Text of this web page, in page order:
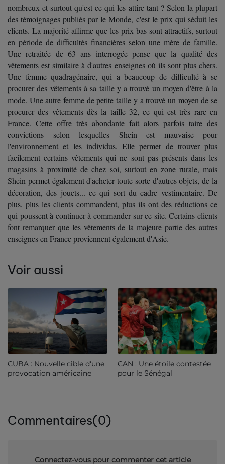
nombreux et surtout qu'est-ce qui les attire tant ? Selon la plupart
des témoignages publiés par le Monde, c'est le prix qui séduit les
clients. La majorité affirme que les prix bas sont attractifs, surtout
en période de difficultés financières selon une mère de famille.
Une retraitée de 63 ans interrogée pense que la qualité des
vêtements est similaire à d'autres enseignes où ils sont plus chers.
Une femme quadragénaire, qui a beaucoup de difficulté à se
procurer des vêtements à sa taille y a trouvé un moyen d'être à la
mode. Une autre femme de petite taille y a trouvé un moyen de se
procurer des vêtements dès la taille 32, ce qui est très rare en
France. Cette offre très abondante fait alors parfois taire des
convictions selon lesquelles Shein est mauvaise pour
l'environnement et les individus. Elle permet de trouver plus
facilement certains vêtements qui ne sont pas présents dans les
magasins à proximité de chez soi, surtout en zone rurale, mais
Shein permet également d'acheter toute sorte d'autres objets, de la
décoration, des jouets... ce qui sort du cadre vestimentaire. De
plus, plus les clients commandent, plus ils ont des réductions ce
qui poussent à continuer à commander sur ce site. Certains clients
font remarquer que les vêtements de la majeure partie des autres
enseignes en France proviennent également d'Asie.
Voir aussi
CUBA : Nouvelle cible d'une
provocation américaine
CAN : Une étoile contestée
pour le Sénégal
Commentaires(0)
Connectez-vous pour commenter cet article